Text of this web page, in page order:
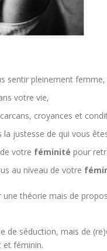
sentir pleinement
votre vie,
croyances et
la justesse de qui vous
votre féminité pour
au niveau de votre
une théorie mais de
de séduction, mais de
et féminin.